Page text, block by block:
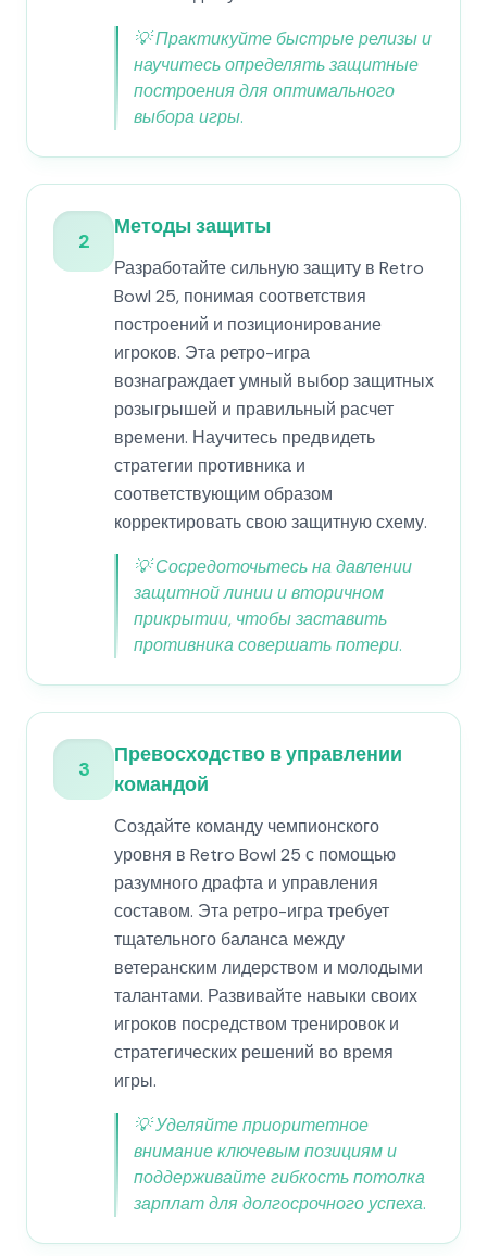
💡Практикуйте быстрые релизы и
научитесь определять защитные
построения для оптимального
выбора игры.
2
Методы защиты
Разработайте сильную защиту в Retro
Bowl 25, понимая соответствия
построений и позиционирование
игроков. Эта ретро-игра
вознаграждает умный выбор защитных
розыгрышей и правильный расчет
времени. Научитесь предвидеть
стратегии противника и
соответствующим образом
корректировать свою защитную схему.
💡Сосредоточьтесь на давлении
защитной линии и вторичном
прикрытии, чтобы заставить
противника совершать потери.
3
Превосходство в управлении
командой
Создайте команду чемпионского
уровня в Retro Bowl 25 с помощью
разумного драфта и управления
составом. Эта ретро-игра требует
тщательного баланса между
ветеранским лидерством и молодыми
талантами. Развивайте навыки своих
игроков посредством тренировок и
стратегических решений во время
игры.
💡Уделяйте приоритетное
внимание ключевым позициям и
поддерживайте гибкость потолка
зарплат для долгосрочного успеха.